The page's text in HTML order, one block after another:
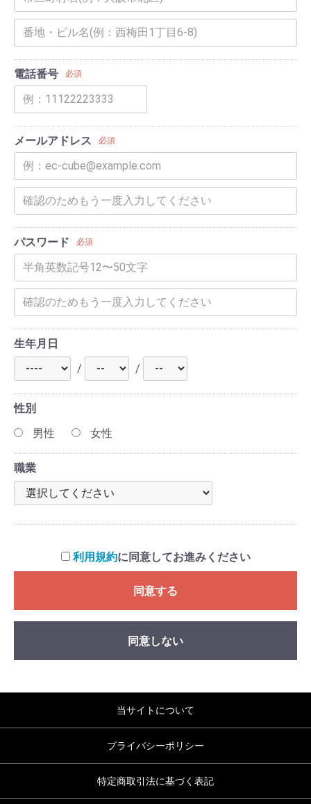
電話番号 必須
メールアドレス 必須
パスワード 必須
生年月日
/
/
性別
男性
女性
職業
利用規約に同意してお進みください
同意する
同意しない
当サイトについて
プライバシーポリシー
特定商取引法に基づく表記